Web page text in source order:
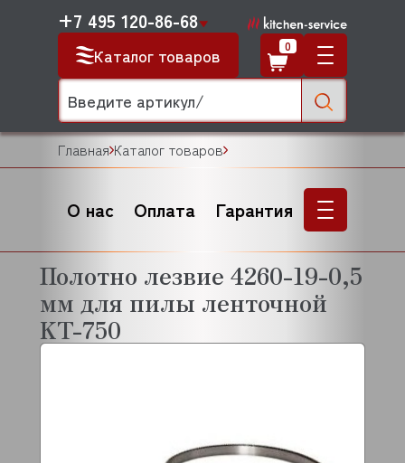
Каталог товаров
+7 495 120-86-68
0
Главная Каталог товаров
О нас Оплата Гарантия
Полотно лезвие 4260-19-0,5
мм для пилы ленточной
KT-750